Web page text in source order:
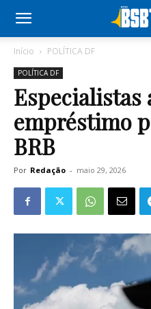
Início POLÍTICA DF
POLÍTICA DF
Especialistas
empréstimo
BRB
Por Redação - maio 29, 2026